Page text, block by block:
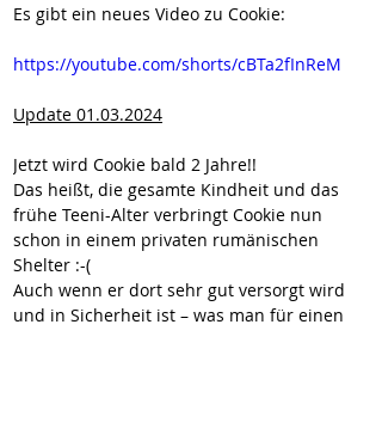
Es gibt ein neues Video zu Cookie:
https://youtube.com/shorts/cBTa2fInReM
Update 01.03.2024
Jetzt wird Cookie bald 2 Jahre!!
Das heißt, die gesamte Kindheit und das
frühe Teeni-Alter verbringt Cookie nun
schon in einem privaten rumänischen
Shelter :-(
Auch wenn er dort sehr gut versorgt wird
und in Sicherheit ist – was man für einen